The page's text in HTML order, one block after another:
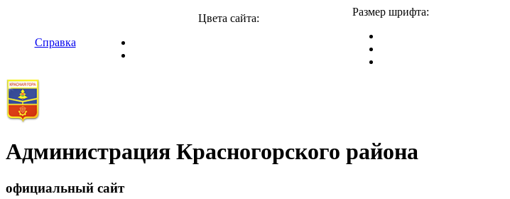
Справка
Цвета сайта:
Размер шрифта:
Администрация Красногорского района
официальный сайт